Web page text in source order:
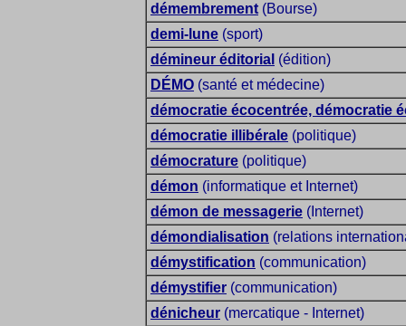
démembrement (Bourse)
demi-lune (sport)
démineur éditorial (édition)
DÉMO (santé et médecine)
démocratie écocentrée, démocratie
démocratie illibérale (politique)
démocrature (politique)
démon (informatique et Internet)
démon de messagerie (Internet)
démondialisation (relations
démystification (communication)
démystifier (communication)
dénicheur (mercatique - Internet)